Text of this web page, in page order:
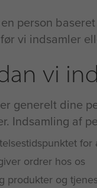
person
vi indsamler
vi
generelt dine
Indsamling af
ordrer hos os
produkter og